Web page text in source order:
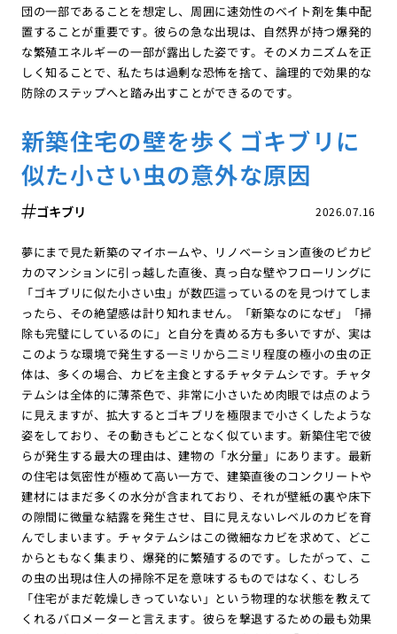
団の一部であることを想定し、周囲に速効性のベイト剤を集中配
置することが重要です。彼らの急な出現は、自然界が持つ爆発的
な繁殖エネルギーの一部が露出した姿です。そのメカニズムを正
しく知ることで、私たちは過剰な恐怖を捨て、論理的で効果的な
防除のステップへと踏み出すことができるのです。
新築住宅の壁を歩くゴキブリに
似た小さい虫の意外な原因
2026.07.16
ゴキブリ
夢にまで見た新築のマイホームや、リノベーション直後のピカピ
カのマンションに引っ越した直後、真っ白な壁やフローリングに
「ゴキブリに似た小さい虫」が数匹這っているのを見つけてしま
ったら、その絶望感は計り知れません。「新築なのになぜ」「掃
除も完璧にしているのに」と自分を責める方も多いですが、実は
このような環境で発生する一ミリから二ミリ程度の極小の虫の正
体は、多くの場合、カビを主食とするチャタテムシです。チャタ
テムシは全体的に薄茶色で、非常に小さいため肉眼では点のよう
に見えますが、拡大するとゴキブリを極限まで小さくしたような
姿をしており、その動きもどことなく似ています。新築住宅で彼
らが発生する最大の理由は、建物の「水分量」にあります。最新
の住宅は気密性が極めて高い一方で、建築直後のコンクリートや
建材にはまだ多くの水分が含まれており、それが壁紙の裏や床下
の隙間に微量な結露を発生させ、目に見えないレベルのカビを育
んでしまいます。チャタテムシはこの微細なカビを求めて、どこ
からともなく集まり、爆発的に繁殖するのです。したがって、こ
の虫の出現は住人の掃除不足を意味するものではなく、むしろ
「住宅がまだ乾燥しきっていない」という物理的な状態を教えて
くれるバロメーターと言えます。彼らを撃退するための最も効果